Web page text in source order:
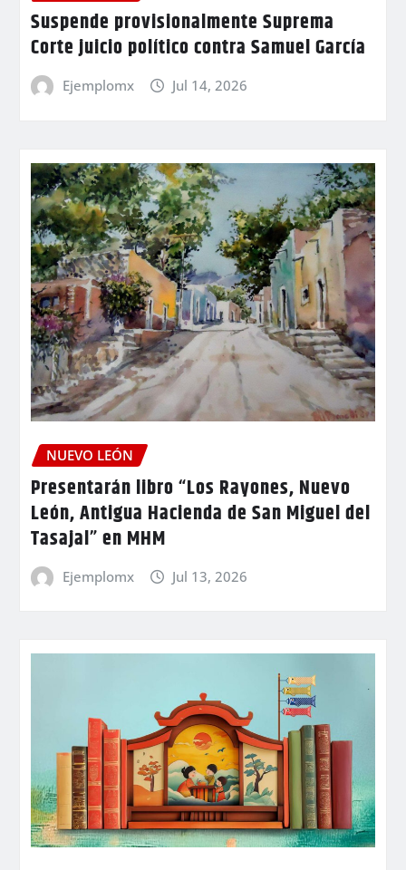
Suspende provisionalmente Suprema
Corte juicio político contra Samuel García
Ejemplomx Jul 14, 2026
NUEVO LEÓN
Presentarán libro “Los Rayones, Nuevo
León, Antigua Hacienda de San Miguel del
Tasajal” en MHM
Ejemplomx Jul 13, 2026